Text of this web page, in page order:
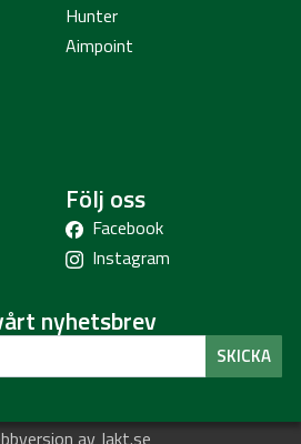
Hunter
Aimpoint
Följ oss
Facebook
Instagram
nyhetsbrev
SKICKA
av Jakt.se